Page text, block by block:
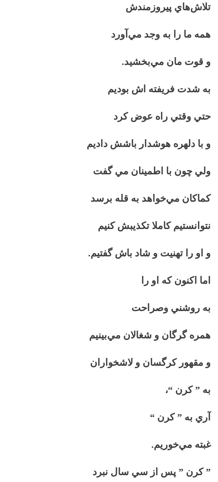
تلاش‌هاي پيروزمندش
همه ما را به وجد مي‌آورد
و قوت مان مي‌بخشيد.
به شدت فريفته اش بوديم
حتي وقتي راه عوض كرد
و با دلهره هوشدار باشش داديم
ولي چون با اطمينان مي گفت
كماكان مي‌خواهد به قله برسد
نتوانستيم كاملا تكذيبش كنيم
و او را تهنيت و شاد باش گفتيم.
اما اكنون كه او را
به روشني وصراحت
همره گرگان و شغالان مي‌بينيم
و مقهور كرگسان و لاشخواران
به ” كرن “،
آري به ” كرن “
غبته مي‌خوريم.
” كرن ” پس از سي سال نبرد